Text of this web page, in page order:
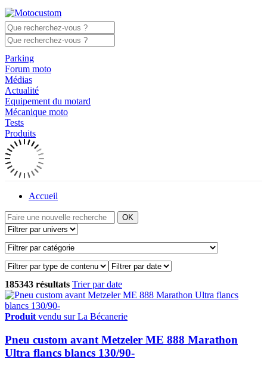
Parking
Forum moto
Médias
Actualité
Equipement du motard
Mécanique moto
Tests
Produits
Accueil
OK
185343 résultats Trier par date
Produit vendu sur La Bécanerie
Pneu custom avant Metzeler ME 888 Marathon
Ultra flancs blancs 130/90-